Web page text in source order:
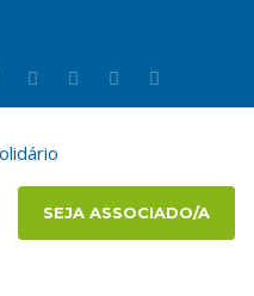
SEJA ASSOCIADO/A